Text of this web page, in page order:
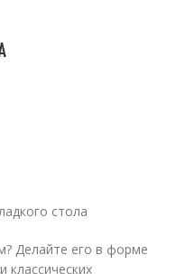
стола
Делайте его в форме
классических